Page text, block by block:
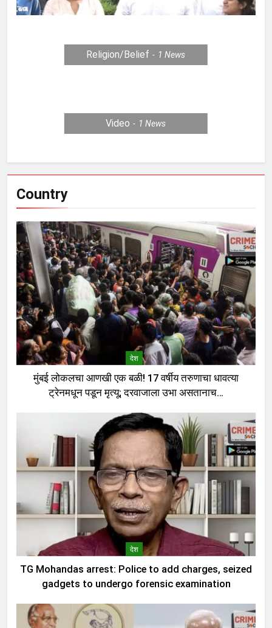
Religion/Belief 1News
Video 1News
Country
देश
मुंबई लोकलचा आणखी एक बळी! 17 वर्षीय तरुणाचा धावत्या
ट्रेनमधून पडून मृत्यू; दरवाजाला उभा असतानाच…
देश
TG Mohandas arrest: Police to add charges, seized
gadgets to undergo forensic examination